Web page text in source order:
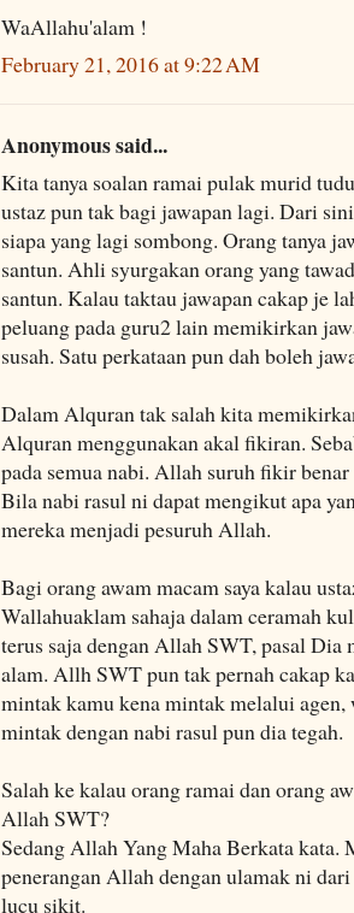
WaAllahu'alam !
February 21, 2016 at 9:22 AM
Anonymous said...
Kita tanya soalan ramai pulak murid
ustaz pun tak bagi jawapan lagi. Dari
siapa yang lagi sombong. Orang tanya
santun. Ahli syurgakan orang yang
santun. Kalau taktau jawapan cakap je
peluang pada guru2 lain memikirkan
susah. Satu perkataan pun dah boleh
Dalam Alquran tak salah kita
Alquran menggunakan akal fikiran.
pada semua nabi. Allah suruh fikir
Bila nabi rasul ni dapat mengikut apa
mereka menjadi pesuruh Allah.
Bagi orang awam macam saya kalau
Wallahuaklam sahaja dalam ceramah
terus saja dengan Allah SWT, pasal Dia
alam. Allh SWT pun tak pernah cakap
mintak kamu kena mintak melalui
mintak dengan nabi rasul pun dia tegah.
Salah ke kalau orang ramai dan orang
Allah SWT?
Sedang Allah Yang Maha Berkata kata.
penerangan Allah dengan ulamak ni
lucu sikit.